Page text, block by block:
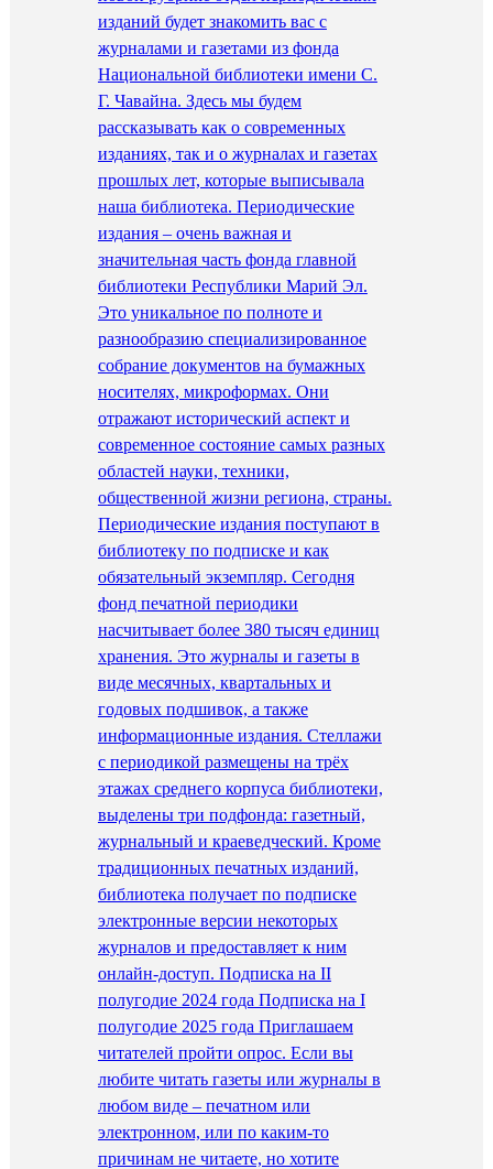
изданий будет знакомить вас с
журналами и газетами из фонда
Национальной библиотеки имени С.
Г. Чавайна. Здесь мы будем
рассказывать как о современных
изданиях, так и о журналах и газетах
прошлых лет, которые выписывала
наша библиотека. Периодические
издания – очень важная и
значительная часть фонда главной
библиотеки Республики Марий Эл.
Это уникальное по полноте и
разнообразию специализированное
собрание документов на бумажных
носителях, микроформах. Они
отражают исторический аспект и
современное состояние самых разных
областей науки, техники,
общественной жизни региона, страны.
Периодические издания поступают в
библиотеку по подписке и как
обязательный экземпляр. Сегодня
фонд печатной периодики
насчитывает более 380 тысяч единиц
хранения. Это журналы и газеты в
виде месячных, квартальных и
годовых подшивок, а также
информационные издания. Стеллажи
с периодикой размещены на трёх
этажах среднего корпуса библиотеки,
выделены три подфонда: газетный,
журнальный и краеведческий. Кроме
традиционных печатных изданий,
библиотека получает по подписке
электронные версии некоторых
журналов и предоставляет к ним
онлайн-доступ. Подписка на II
полугодие 2024 года Подписка на I
полугодие 2025 года Приглашаем
читателей пройти опрос. Если вы
любите читать газеты или журналы в
любом виде – печатном или
электронном, или по каким-то
причинам не читаете, но хотите